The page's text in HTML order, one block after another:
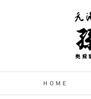
ＨＯＭＥ